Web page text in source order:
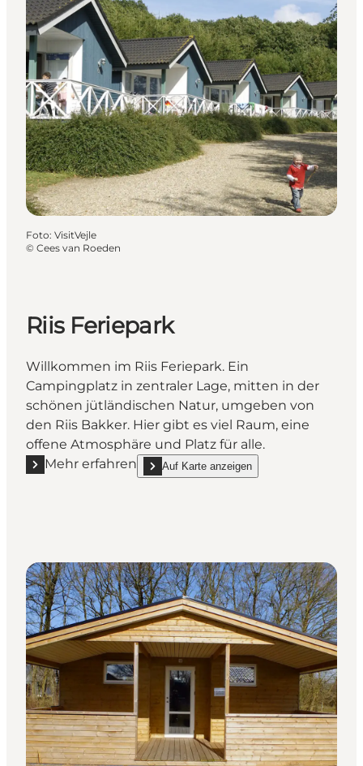
Foto: VisitVejle
© Cees van Roeden
Riis Feriepark
Willkommen im Riis Feriepark. Ein
Campingplatz in zentraler Lage, mitten in der
schönen jütländischen Natur, umgeben von
den Riis Bakker. Hier gibt es viel Raum, eine
offene Atmosphäre und Platz für alle.
Mehr erfahren
Mehr erfahren "Riis Feriepark"
Auf Karte anzeigen
show Riis Feriepark on_map